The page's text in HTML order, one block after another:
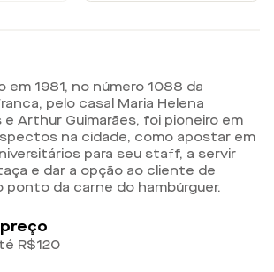
em 1981, no número 1088 da
pelo casal Maria Helena
e Arthur Guimarães, foi pioneiro em
na cidade, como apostar em
para seu staff, a servir
e dar a opção ao cliente de
ponto da carne do hambúrguer.
R$120